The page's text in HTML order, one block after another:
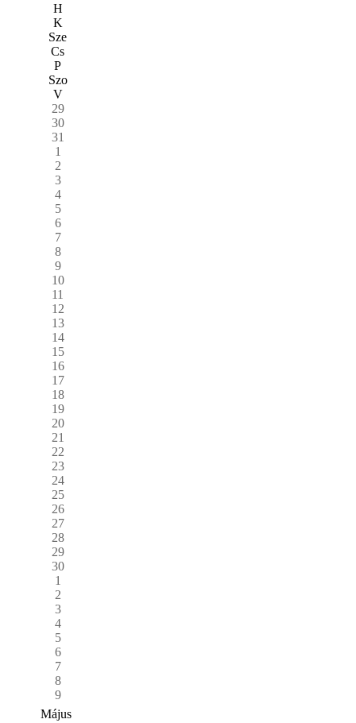
H
K
Sze
Cs
P
Szo
V
29
30
31
1
2
3
4
5
6
7
8
9
10
11
12
13
14
15
16
17
18
19
20
21
22
23
24
25
26
27
28
29
30
1
2
3
4
5
6
7
8
9
Május